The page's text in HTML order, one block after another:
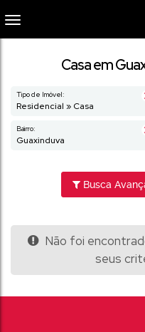
Casa em
Tipo de Imóvel:
Residencial » Casa
Bairro:
Guaxinduva
Busca
Não foi
seus